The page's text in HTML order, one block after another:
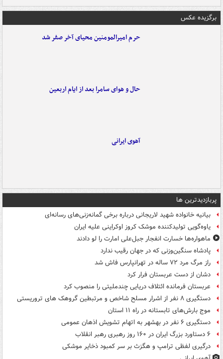
برگزیده عکس
حرم امیرالمومنین محیای آخر صفر شد
حال و هوای سامرا بعد از ایام اربعین
آهوی ایرانی
پربازدیدترین ها
بیانیه خانواده شهید لاریجانی درباره برخی گمانه‌زنی‌های رسانه‌ای
یاوه‌گویی تولیدکننده موشک کروز اوکراینی علیه ایران
ماهواره‌ها خسارت انفجار جبل‌علی امارت را لو دادند
پادشاه سنگین‌وزنی که در جهان رقیب ندارد
راز مرگ مرد ۷۲ ساله در تهرانپارس فاش شد
دشان از دست عربستان فرار کرد
عربستان فرمانده ائتلاف دریایی چندملیتی را منصوب کرد
دستگیری ۸ نفر از اشرار مسلح شاخص و مرتبطین گروهک های تروریستی
موج بارش‌های تابستانه در راه ۱۱ استان
دستگیری ۶ نفر در بهشهر به اتهام تشویش اذهان عمومی
۶ دستاورد بزرگ ایران در ۱۶۰ روز رهبری رهبر انقلاب
درگیری لفظی ترامپ و هگزث بر سر کمبود ذخایر موشکی